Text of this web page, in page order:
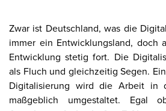
Zwar ist Deutschland, was die
immer ein Entwicklungsland, doch
Entwicklung stetig fort. Die
als Fluch und gleichzeitig Segen.
Digitalisierung wird die Arbeit in
maßgeblich umgestaltet. Egal